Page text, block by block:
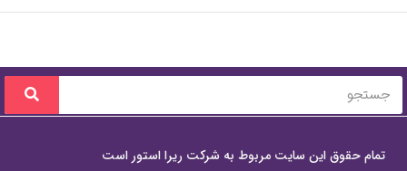
تمام حقوق این سایت مربوط به شرکت ریرا استور است